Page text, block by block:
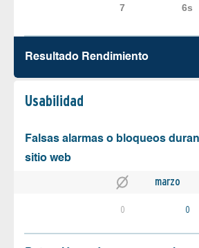
Resultado Rendimiento
Usabilidad
Falsas alarmas o bloqueos
sitio web
marzo
0 0